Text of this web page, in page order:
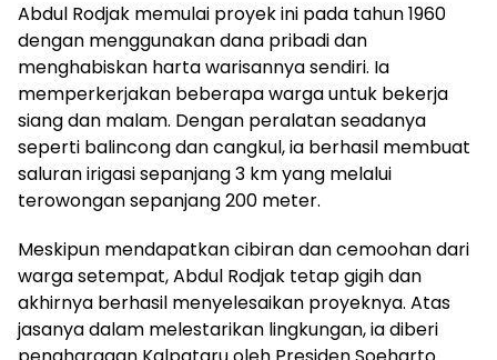
Abdul Rodjak memulai proyek ini pada tahun 1960
dengan menggunakan dana pribadi dan
menghabiskan harta warisannya sendiri. Ia
memperkerjakan beberapa warga untuk bekerja
siang dan malam. Dengan peralatan seadanya
seperti balincong dan cangkul, ia berhasil membuat
saluran irigasi sepanjang 3 km yang melalui
terowongan sepanjang 200 meter.
Meskipun mendapatkan cibiran dan cemoohan dari
warga setempat, Abdul Rodjak tetap gigih dan
akhirnya berhasil menyelesaikan proyeknya. Atas
jasanya dalam melestarikan lingkungan, ia diberi